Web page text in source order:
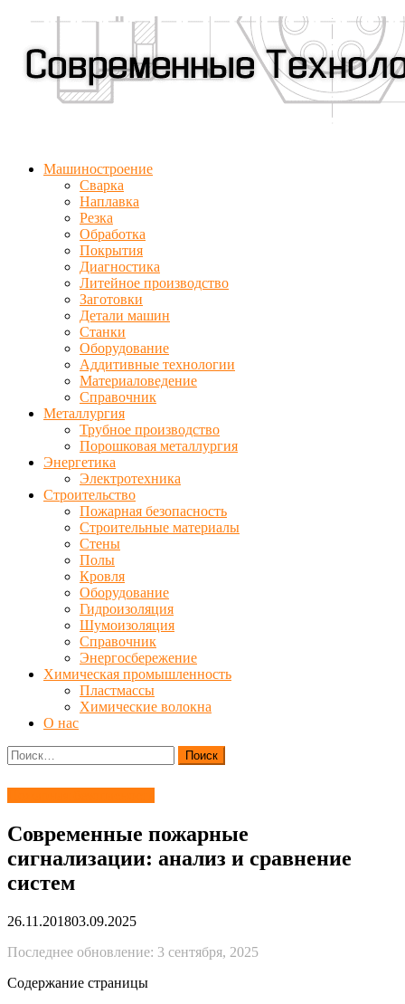
Машиностроение
Сварка
Наплавка
Резка
Обработка
Покрытия
Диагностика
Литейное производство
Заготовки
Детали машин
Станки
Оборудование
Аддитивные технологии
Материаловедение
Справочник
Металлургия
Трубное производство
Порошковая металлургия
Энергетика
Электротехника
Строительство
Пожарная безопасность
Строительные материалы
Стены
Полы
Кровля
Оборудование
Гидроизоляция
Шумоизоляция
Справочник
Энергосбережение
Химическая промышленность
Пластмассы
Химические волокна
О нас
Найти:
Современные пожарные
сигнализации: анализ и сравнение
систем
26.11.201803.09.2025
Последнее обновление: 3 сентября, 2025
Содержание страницы